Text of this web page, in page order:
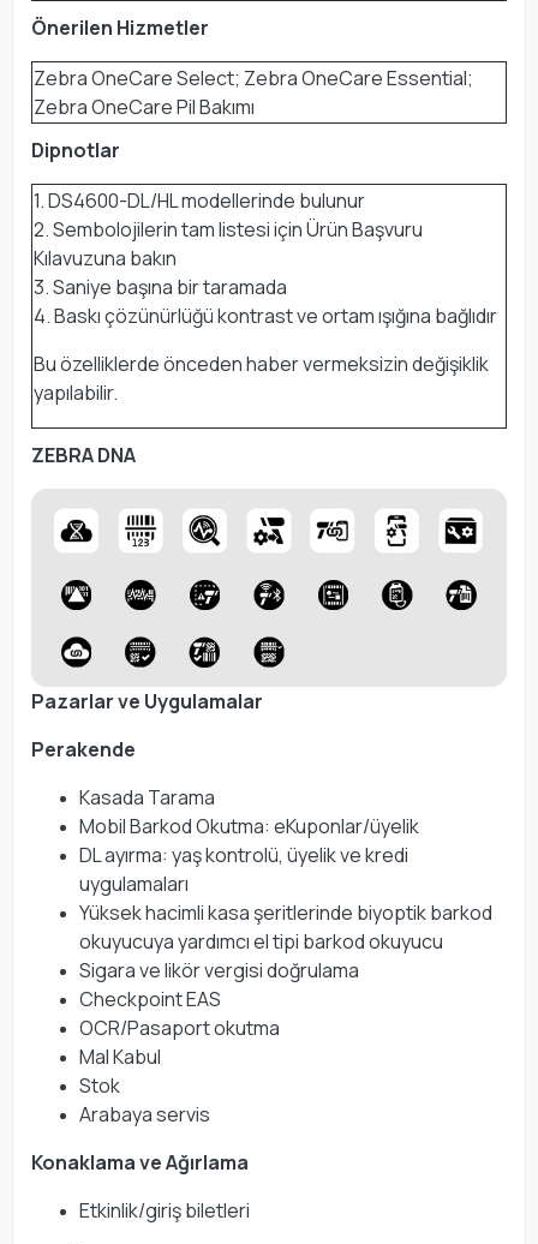
Önerilen Hizmetler
Zebra OneCare Select; Zebra OneCare Essential;
Zebra OneCare Pil Bakımı
Dipnotlar
1. DS4600-DL/HL modellerinde bulunur
2. Sembolojilerin tam listesi için Ürün Başvuru
Kılavuzuna bakın
3. Saniye başına bir taramada
4. Baskı çözünürlüğü kontrast ve ortam ışığına bağlıdır
Bu özelliklerde önceden haber vermeksizin değişiklik
yapılabilir.
ZEBRA DNA
Pazarlar ve Uygulamalar
Perakende
Kasada Tarama
Mobil Barkod Okutma: eKuponlar/üyelik
DL ayırma: yaş kontrolü, üyelik ve kredi
uygulamaları
Yüksek hacimli kasa şeritlerinde biyoptik barkod
okuyucuya yardımcı el tipi barkod okuyucu
Sigara ve likör vergisi doğrulama
Checkpoint EAS
OCR/Pasaport okutma
Mal Kabul
Stok
Arabaya servis
Konaklama ve Ağırlama
Etkinlik/giriş biletleri